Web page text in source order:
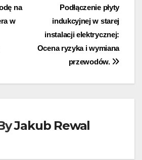
Podłączenie płyty
indukcyjnej w starej
instalacji elektrycznej:
Ocena ryzyka i wymiana
przewodów.
na
w
Jakub Rewal